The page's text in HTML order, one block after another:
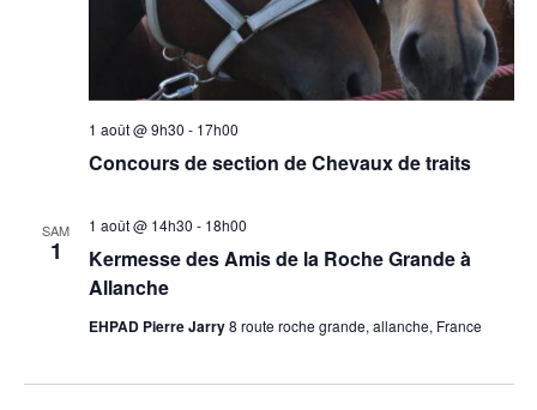
Concours de section de Chevaux de traits
1 août @ 9h30 - 17h00
SAM
1
Kermesse des Amis de la Roche Grande à
Allanche
1 août @ 14h30 - 18h00
EHPAD Pierre Jarry8 route roche grande, allanche, France